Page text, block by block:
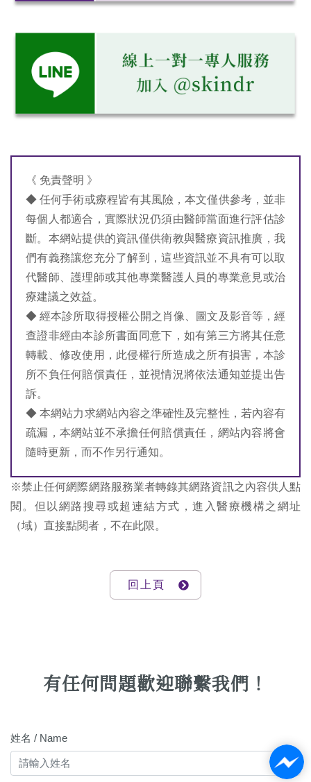
《 免責聲明 》
◆ 任何手術或療程皆有其風險，本文僅供參考，並非
每個人都適合，實際狀況仍須由醫師當面進行評估診
斷。本網站提供的資訊僅供衛教與醫療資訊推廣，我
們有義務讓您充分了解到，這些資訊並不具有可以取
代醫師、護理師或其他專業醫護人員的專業意見或治
療建議之效益。
◆ 經本診所取得授權公開之肖像、圖文及影音等，經
查證非經由本診所書面同意下，如有第三方將其任意
轉載、修改使用，此侵權行所造成之所有損害，本診
所不負任何賠償責任，並視情況將依法通知並提出告
訴。
◆ 本網站力求網站內容之準確性及完整性，若內容有
疏漏，本網站並不承擔任何賠償責任，網站內容將會
隨時更新，而不作另行通知。
※禁止任何網際網路服務業者轉錄其網路資訊之內容供人點
閱。但以網路搜尋或超連結方式，進入醫療機構之網址
（域）直接點閱者，不在此限。
回上頁
有任何問題歡迎聯繫我們！
姓名 / Name